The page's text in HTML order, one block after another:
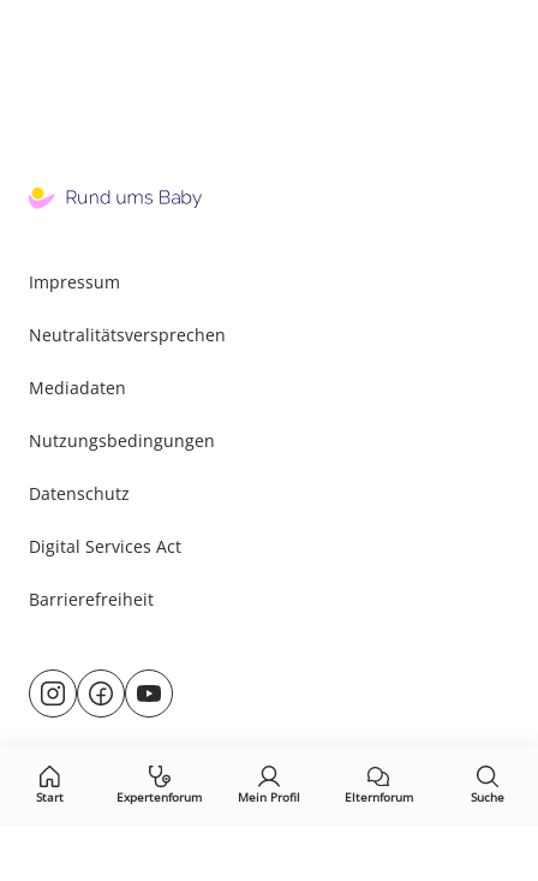
Start Expertenforum Mein Profil Elternforum Suche
Impressum
Neutralitätsversprechen
Mediadaten
Nutzungsbedingungen
Datenschutz
Digital Services Act
Barrierefreiheit
Besuche
uns@rund.ums.baby
facebook.com/rundumsbaby.de
youtube.com/@rundumsbaby_